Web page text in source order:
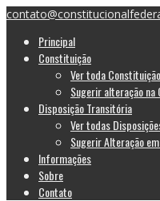
Principal
Constituição
Ver toda Constituição
Sugerir alteração na
Disposição Transitória
Ver todas
Sugerir Alteração
Informações
Sobre
Contato